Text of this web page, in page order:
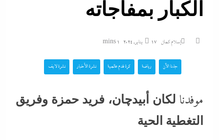
الكبار بمفاجأته
إسلام كمال 17 يناير، 2024 1 mins
جاءنا الآن رياضة كرة قدم عالمية نشرة الأخبار نشرة لايف
موفدنا لكان أبيدچان، فريد حمزة وفريق
التغطية الحية